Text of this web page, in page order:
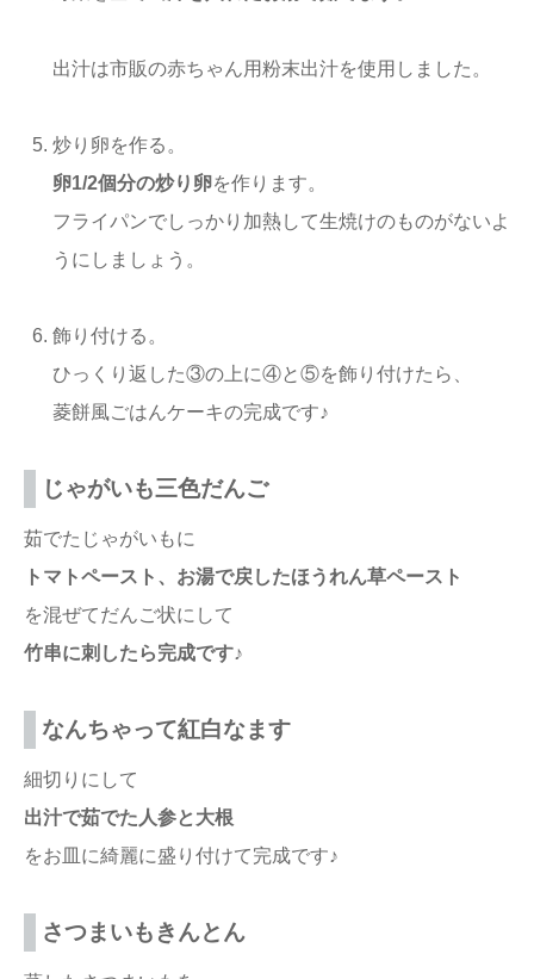
出汁は市販の赤ちゃん用粉末出汁を使用しました。
炒り卵を作る。
卵1/2個分の炒り卵を作ります。
フライパンでしっかり加熱して生焼けのものがないよ
うにしましょう。
飾り付ける。
ひっくり返した③の上に④と⑤を飾り付けたら、
菱餅風ごはんケーキの完成です♪
じゃがいも三色だんご
茹でたじゃがいもに
トマトペースト、お湯で戻したほうれん草ペースト
を混ぜてだんご状にして
竹串に刺したら完成です♪
なんちゃって紅白なます
細切りにして
出汁で茹でた人参と大根
をお皿に綺麗に盛り付けて完成です♪
さつまいもきんとん